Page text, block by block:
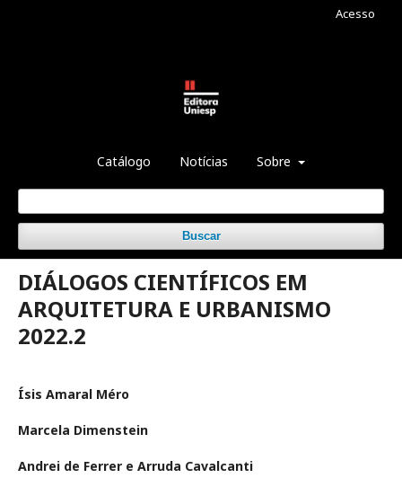
Catálogo Notícias Sobre
Buscar
Acesso
DIÁLOGOS CIENTÍFICOS EM
ARQUITETURA E URBANISMO
2022.2
Ísis Amaral Méro
Marcela Dimenstein
Andrei de Ferrer e Arruda Cavalcanti